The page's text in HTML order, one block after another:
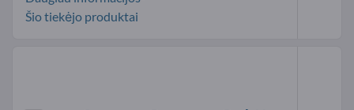
Šio tiekėjo produktai